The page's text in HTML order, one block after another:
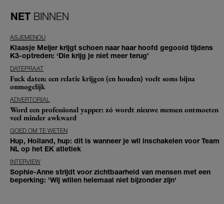
NET BINNEN
ASJEMENOU
Klaasje Meijer krijgt schoen naar haar hoofd gegooid tijdens
K3-optreden: ‘Die krijg je niet meer terug’
DATEPRAAT
Fuck daten: een relatie krijgen (en houden) voelt soms bijna
onmogelijk
ADVERTORIAL
Word een professional yapper: zó wordt nieuwe mensen ontmoeten
veel minder awkward
GOED OM TE WETEN
Hup, Holland, hup: dit is wanneer je wil inschakelen voor Team
NL op het EK atletiek
INTERVIEW
Sophie-Anne strijdt voor zichtbaarheid van mensen met een
beperking: 'Wij willen helemaal niet bijzonder zijn'